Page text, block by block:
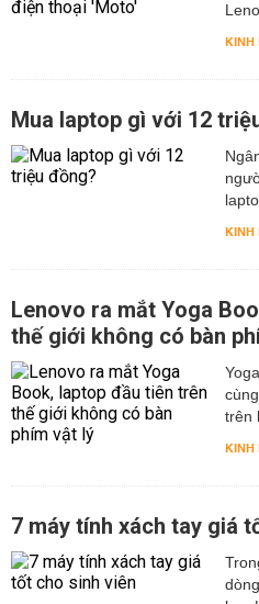
KINH
Mua laptop gì với 12
KINH
Lenovo ra mắt Yoga
thế giới không có bàn
trên
KINH
7 máy tính xách tay giá